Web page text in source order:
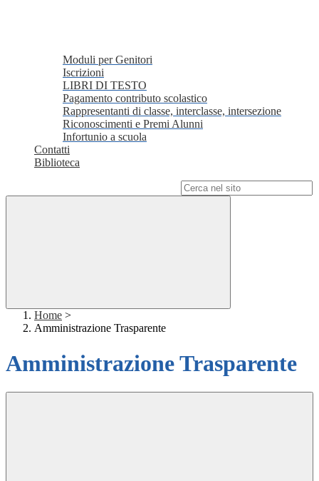
Moduli per Genitori
Iscrizioni
LIBRI DI TESTO
Pagamento contributo scolastico
Rappresentanti di classe, interclasse, intersezione
Riconoscimenti e Premi Alunni
Infortunio a scuola
Contatti
Biblioteca
Home >
Amministrazione Trasparente
Amministrazione Trasparente